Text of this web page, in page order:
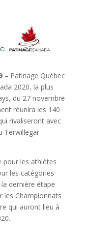
– Patinage Québec
2020, la plus
du 27 novembre
réunira les 140
rivaliseront avec
Terwillegar
pour les athlètes
les catégories
dernière étape
les Championnats
qui auront lieu à